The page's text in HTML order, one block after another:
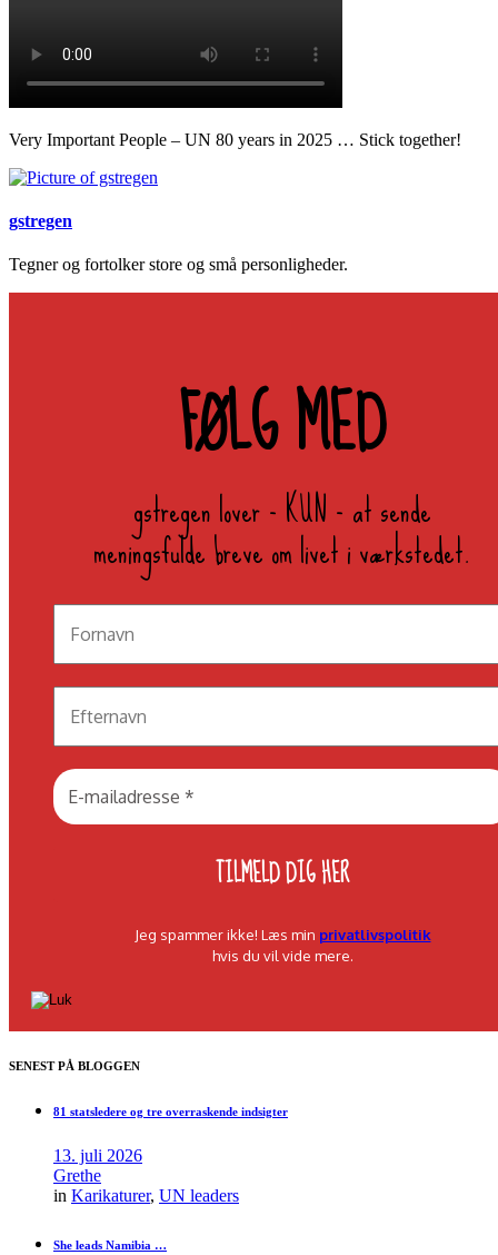
Very Important People – UN 80 years in 2025 … Stick together!
gstregen
Tegner og fortolker store og små personligheder.
FØLG MED
gstregen lover - KUN - at sende
meningsfulde breve om livet i værkstedet.
Jeg spammer ikke! Læs min privatlivspolitik
hvis du vil vide mere.
SENEST PÅ BLOGGEN
81 statsledere og tre overraskende indsigter
13. juli 2026
Grethe
in Karikaturer, UN leaders
She leads Namibia …